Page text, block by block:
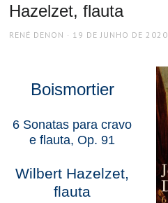
Hazelzet, flauta
AUTHOR
RENÉ DENON
POSTED
19 DE JUNHO DE 2020
Boismortier
6 Sonatas para cravo
e flauta, Op. 91
Wilbert Hazelzet,
flauta